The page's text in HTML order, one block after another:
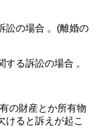
訟の場合 。(離婚の
する訴訟の場合 。
の財産とか所有物
けると訴えが起こ